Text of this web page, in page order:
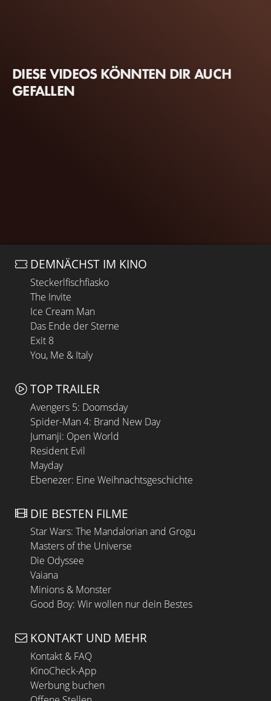
DIESE VIDEOS KÖNNTEN DIR AUCH
GEFALLEN
DEMNÄCHST IM KINO
Steckerlfischfiasko
The Invite
Ice Cream Man
Das Ende der Sterne
Exit 8
You, Me & Italy
TOP TRAILER
Avengers 5: Doomsday
Spider-Man 4: Brand New Day
Jumanji: Open World
Resident Evil
Mayday
Ebenezer: Eine Weihnachtsgeschichte
DIE BESTEN FILME
Star Wars: The Mandalorian and Grogu
Masters of the Universe
Die Odyssee
Vaiana
Minions & Monster
Good Boy: Wir wollen nur dein Bestes
KONTAKT UND MEHR
Kontakt & FAQ
KinoCheck-App
Werbung buchen